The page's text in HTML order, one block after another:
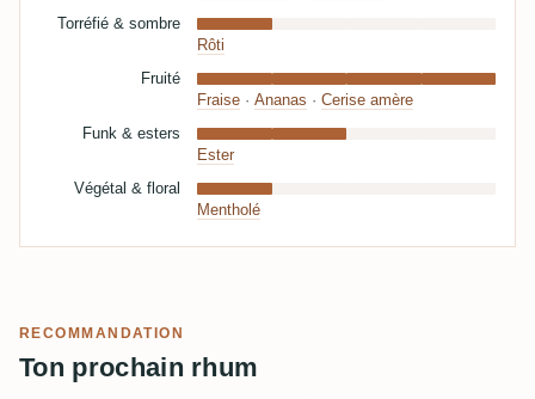
Torréfié & sombre
Rôti
Fruité
Fraise · Ananas · Cerise amère
Funk & esters
Ester
Végétal & floral
Mentholé
RECOMMANDATION
Ton prochain rhum